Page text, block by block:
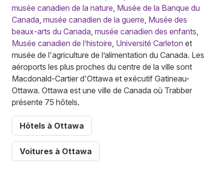
musée canadien de la nature Musée de la Banque du
Canada musée canadien de la guerre Musée des
beaux-arts du Canada musée canadien des enfants
Musée canadien de l’histoire Université Carleton et
musée de l'agriculture de l’alimentation du Canada. Les
aéroports les plus proches du centre de la ville sont
Macdonald-Cartier d'Ottawa et exécutif Gatineau-
Ottawa. Ottawa est une ville de Canada où Trabber
présente 75 hôtels.
Hôtels à Ottawa
Voitures à Ottawa